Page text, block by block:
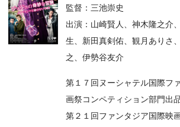
監督：三池崇史
出演：山崎賢人、神木隆之介
生、新田真剣佑、観月ありさ
之、伊勢谷友介
第１７回ヌーシャテル国際フ
画祭コンペティション部門出
第２１回ファンタジア国際映